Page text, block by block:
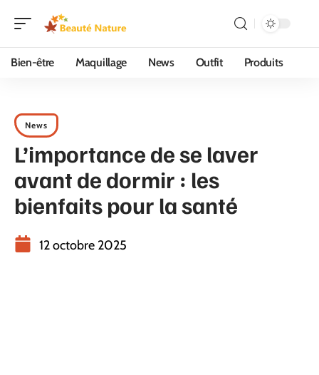
Bien-être Maquillage News Outfit Produits
News
L’importance de se laver
avant de dormir : les
bienfaits pour la santé
12 octobre 2025